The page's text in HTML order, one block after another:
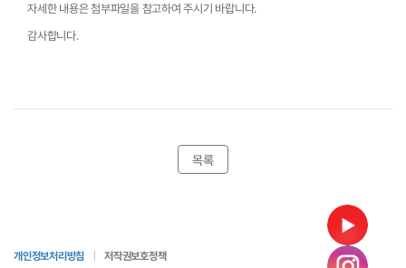
자세한 내용은 첨부파일을 참고하여 주시기 바랍니다.
감사합니다.
목록
개인정보처리방침 저작권보호정책